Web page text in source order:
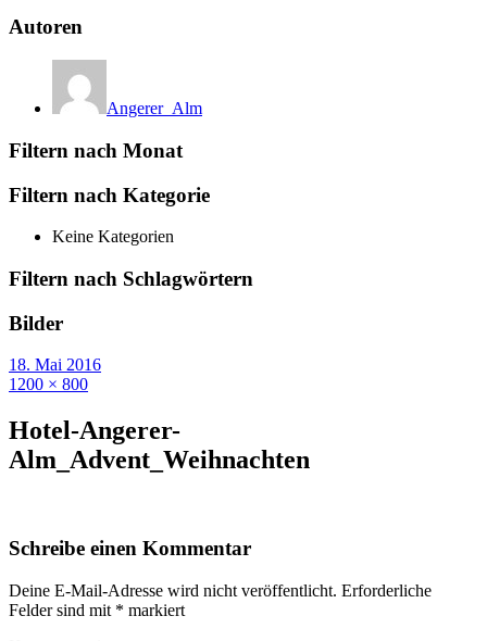
Autoren
Angerer_Alm
Filtern nach Monat
Filtern nach Kategorie
Keine Kategorien
Filtern nach Schlagwörtern
Bilder
18. Mai 2016
1200 × 800
Hotel-Angerer-
Alm_Advent_Weihnachten
Schreibe einen Kommentar
Deine E-Mail-Adresse wird nicht veröffentlicht. Erforderliche
Felder sind mit * markiert